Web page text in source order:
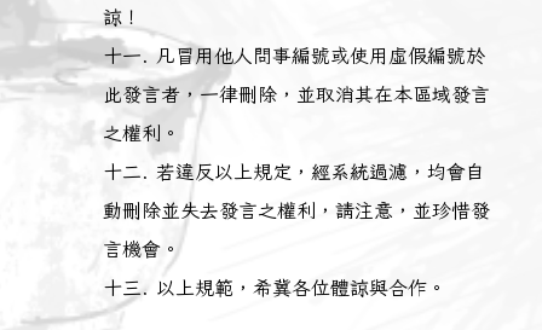
諒！
凡冒用他人問事編號或使用虛假編號於
此發言者，一律刪除，並取消其在本區域發言
之權利。
若違反以上規定，經系統過濾，均會自
動刪除並失去發言之權利，請注意，並珍惜發
言機會。
以上規範，希冀各位體諒與合作。